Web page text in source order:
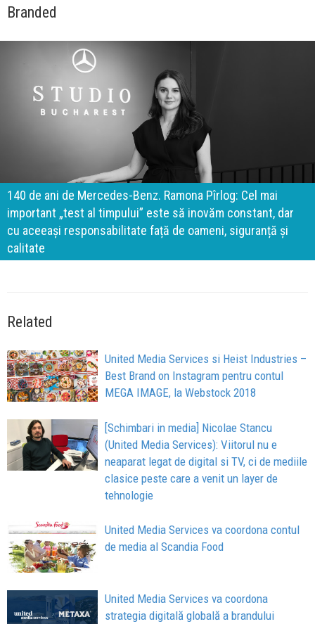
Branded
140 de ani de Mercedes-Benz. Ramona Pîrlog: Cel mai
important „test al timpului” este să inovăm constant, dar
cu aceeași responsabilitate față de oameni, siguranță și
calitate
Related
United Media Services si Heist Industries –
Best Brand on Instagram pentru contul
MEGA IMAGE, la Webstock 2018
[Schimbari in media] Nicolae Stancu
(United Media Services): Viitorul nu e
neaparat legat de digital si TV, ci de mediile
clasice peste care a venit un layer de
tehnologie
United Media Services va coordona contul
de media al Scandia Food
United Media Services va coordona
strategia digitală globală a brandului